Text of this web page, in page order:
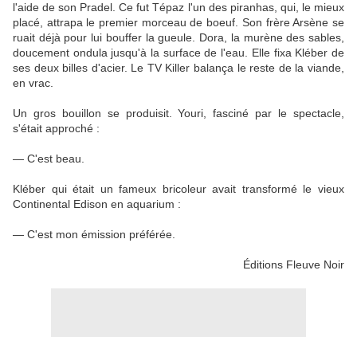
l'aide de son Pradel. Ce fut Tépaz l'un des piranhas, qui, le mieux
placé, attrapa le premier morceau de boeuf. Son frère Arsène se
ruait déjà pour lui bouffer la gueule. Dora, la murène des sables,
doucement ondula jusqu'à la surface de l'eau. Elle fixa Kléber de
ses deux billes d'acier. Le TV Killer balança le reste de la viande,
en vrac.
Un gros bouillon se produisit. Youri, fasciné par le spectacle,
s'était approché :
— C'est beau.
Kléber qui était un fameux bricoleur avait transformé le vieux
Continental Edison en aquarium :
— C'est mon émission préférée.
Éditions Fleuve Noir